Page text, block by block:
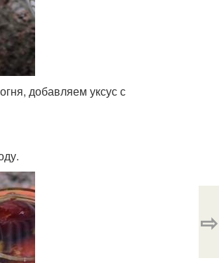
добавляем уксус с
⇨